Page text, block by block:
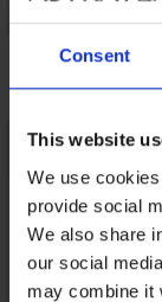
Consent
This website
We use
provide social
We also share
our social
may combine it
Marte bélelt
melltartó
27 290 Ft